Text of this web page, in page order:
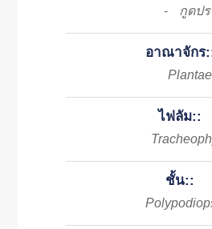
- กูดปร
อาณาจักร
Plantae
ไฟลัม::
ชั้น::